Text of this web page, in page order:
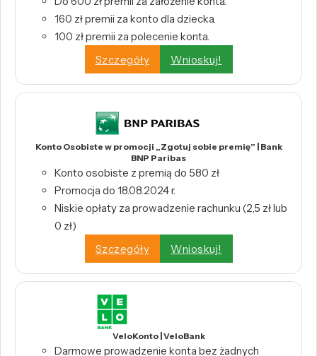
160 zł premii za konto dla dziecka.
100 zł premii za polecenie konta.
Szczegóły
Wnioskuj!
Konto Osobiste w promocji „Zgotuj sobie premię” | Bank
BNP Paribas
Konto osobiste z premią do 580 zł
Promocja do 18.08.2024 r.
Niskie opłaty za prowadzenie rachunku (2,5 zł lub
0 zł)
Szczegóły
Wnioskuj!
VeloKonto | VeloBank
Darmowe prowadzenie konta bez żadnych